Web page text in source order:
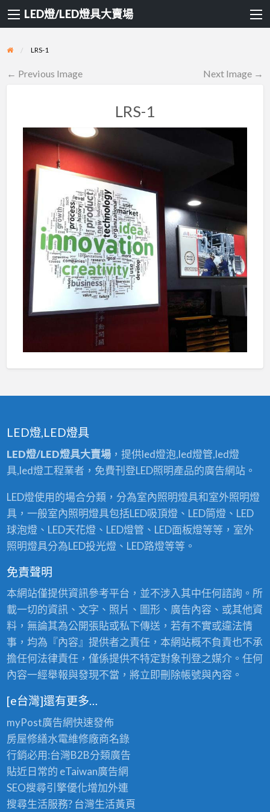
LED燈/LED燈具大賣場
LRS-1
← Previous Image Next Image →
LRS-1
LED燈,LED燈具
LED燈/LED燈具大賣場，提供led燈泡,led燈管,led燈
具,led燈工程業者，免費刊登LED照明產品的廣告網站。
LED燈使用的場合分類，分為室內照明燈具和室外照明燈
具，一般室內照明燈具包括LED吸頂燈、LED筒燈、LED
球泡燈、LED天花燈、LED燈管、LED面板燈等等，室外
照明燈具分為LED投光燈、LED路燈等等。
免責聲明
本網站僅提供資訊參考平台，並不涉入其中任何諮詢。所
載一切的資訊、文字、照片、圖形、廣告內容、或其他資
料，無論其為公開張貼或私下傳送，若有不實或違法情
事，均為『內容』提供者之責任，本網站概不負責也不承
擔任何法律責任，僅係提供不特定對象刊登之媒介。任何
內容一經舉報與發現不當，將立即刪除帳號與內容。
[e台灣]還有更多…
myPost廣告網快速發佈
房屋修繕水電維修廠商名錄
行銷必用:台灣B2B分類廣告
貼近日常的 eTaiwan廣告網
SEO搜尋引擎優化增加外連
搜尋生活服務? 台灣生活黃頁